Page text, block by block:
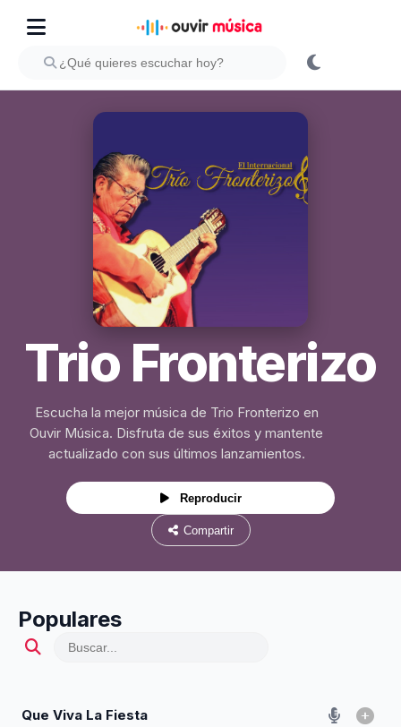
Trio Fronterizo
Escucha la mejor música de Trio Fronterizo en
Ouvir Música. Disfruta de sus éxitos y mantente
actualizado con sus últimos lanzamientos.
Reproducir
Compartir
Populares
Que Viva La Fiesta